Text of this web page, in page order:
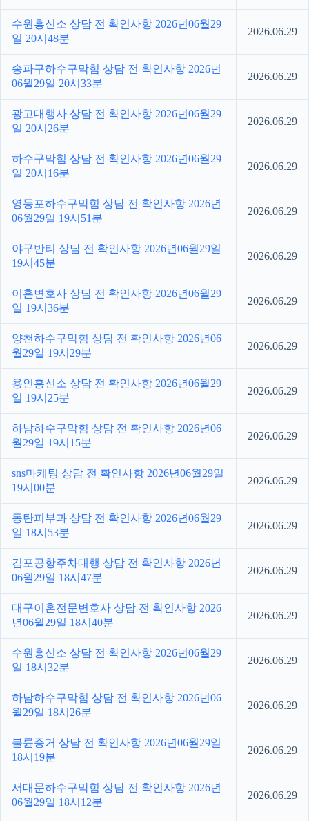
수원흥신소 상담 전 확인사항 2026년06월29
일 20시48분
2026.06.29
송파구하수구막힘 상담 전 확인사항 2026년
06월29일 20시33분
2026.06.29
광고대행사 상담 전 확인사항 2026년06월29
일 20시26분
2026.06.29
하수구막힘 상담 전 확인사항 2026년06월29
일 20시16분
2026.06.29
영등포하수구막힘 상담 전 확인사항 2026년
06월29일 19시51분
2026.06.29
야구반티 상담 전 확인사항 2026년06월29일
19시45분
2026.06.29
이혼변호사 상담 전 확인사항 2026년06월29
일 19시36분
2026.06.29
양천하수구막힘 상담 전 확인사항 2026년06
월29일 19시29분
2026.06.29
용인흥신소 상담 전 확인사항 2026년06월29
일 19시25분
2026.06.29
하남하수구막힘 상담 전 확인사항 2026년06
월29일 19시15분
2026.06.29
sns마케팅 상담 전 확인사항 2026년06월29일
19시00분
2026.06.29
동탄피부과 상담 전 확인사항 2026년06월29
일 18시53분
2026.06.29
김포공항주차대행 상담 전 확인사항 2026년
06월29일 18시47분
2026.06.29
대구이혼전문변호사 상담 전 확인사항 2026
년06월29일 18시40분
2026.06.29
수원흥신소 상담 전 확인사항 2026년06월29
일 18시32분
2026.06.29
하남하수구막힘 상담 전 확인사항 2026년06
월29일 18시26분
2026.06.29
불륜증거 상담 전 확인사항 2026년06월29일
18시19분
2026.06.29
서대문하수구막힘 상담 전 확인사항 2026년
06월29일 18시12분
2026.06.29